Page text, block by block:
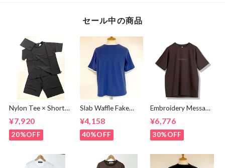
セール中の商品
Nylon Tee × Shorts
Set Up Black
¥7,920
20%OFF
Slab Waffle Fake
layered Roll Neck
Cut & Sewn Navy
¥4,158
40%OFF
Embroidery Message
Crew Neck T-
shirts Brown
¥6,776
30%OFF